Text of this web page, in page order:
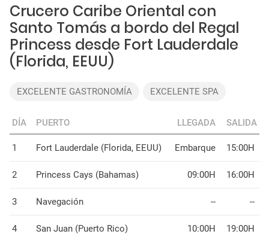
Crucero Caribe Oriental con
Santo Tomás a bordo del Regal
Princess desde Fort Lauderdale
(Florida, EEUU)
EXCELENTE GASTRONOMÍA EXCELENTE SPA
DÍA PUERTO LLEGADA SALIDA
1 Fort Lauderdale (Florida, EEUU) Embarque 15:00H
2 Princess Cays (Bahamas) 09:00H 16:00H
3 Navegación -- --
4 San Juan (Puerto Rico) 10:00H 19:00H